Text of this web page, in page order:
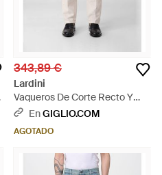
343,89 €
Lardini
Vaqueros De Corte Recto Y
Cinco Bolsillos En Denim De
EnGIGLIO.COM
AGOTADO